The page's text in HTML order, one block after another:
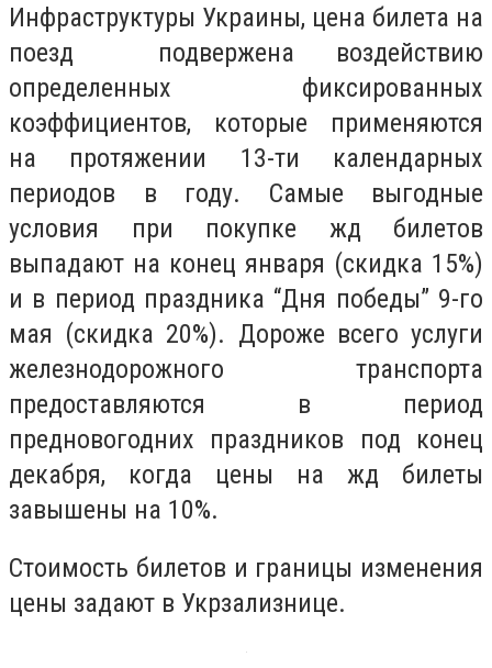
Инфраструктуры Украины, цена билета на
поезд подвержена воздействию
определенных фиксированных
коэффициентов, которые применяются
на протяжении 13-ти календарных
периодов в году. Самые выгодные
условия при покупке жд билетов
выпадают на конец января (скидка 15%)
и в период праздника “Дня победы” 9-го
мая (скидка 20%). Дороже всего услуги
железнодорожного транспорта
предоставляются в период
предновогодних праздников под конец
декабря, когда цены на жд билеты
завышены на 10%.
Стоимость билетов и границы изменения
цены задают в Укрзализнице.